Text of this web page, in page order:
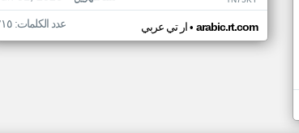
ار تي عربي• arabic.rt.com عدد الكلمات: ٢١٥